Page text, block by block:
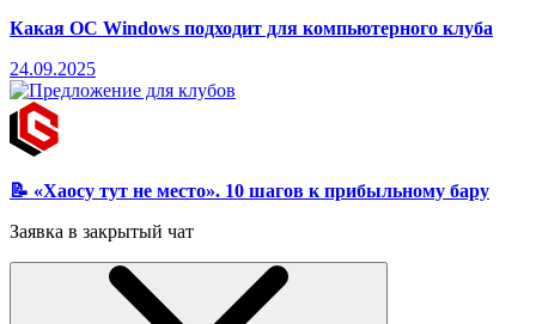
Какая ОС Windows подходит для компьютерного клуба
24.09.2025
📝 «Хаосу тут не место». 10 шагов к прибыльному бару
Заявка в закрытый чат